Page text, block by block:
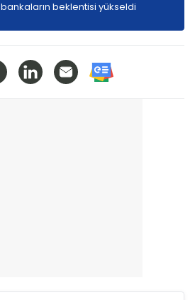
bankaların beklentisi yükseldi